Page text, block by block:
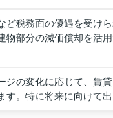
ど税務面の優遇を受け
物部分の減価償却を活
ジの変化に応じて、賃
す。特に将来に向けて